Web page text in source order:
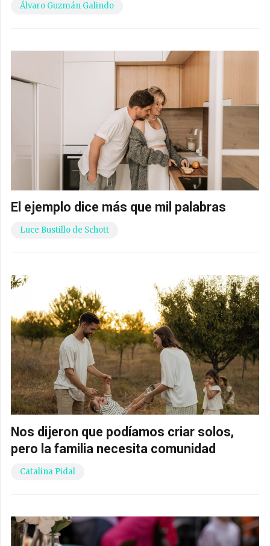
Álvaro Guzmán Galindo
El ejemplo dice más que mil palabras
Luce Bustillo de Schott
Nos dijeron que podíamos criar solos,
pero la familia necesita comunidad
Catalina Pidal